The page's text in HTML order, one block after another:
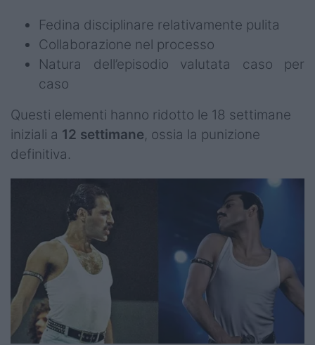
Fedina disciplinare relativamente pulita
Collaborazione nel processo
Natura dell’episodio valutata caso per
caso
Questi elementi hanno ridotto le 18 settimane
iniziali a 12 settimane, ossia la punizione
definitiva.